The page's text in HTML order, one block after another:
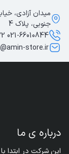
درباره ی ما
میدان آزادی،
جنوبی، پلاک 4
021-66010844 021-66011722 021-66016399
store.ir